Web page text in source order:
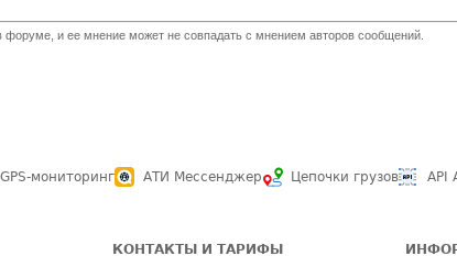
и ее мнение может не совпадать с мнением авторов сообщений.
GPS-мониторинг АТИ Мессенджер Цепочки грузов API
КОНТАКТЫ И ТАРИФЫ